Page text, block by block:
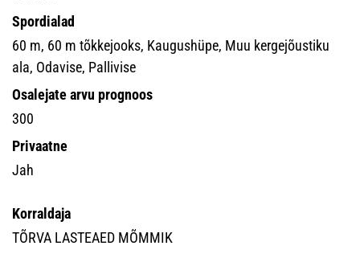
Spordialad
60 m, 60 m tõkkejooks, Kaugushüpe, Muu kergejõustiku
ala, Odavise, Pallivise
Osalejate arvu prognoos
300
Privaatne
Jah
Korraldaja
TÕRVA LASTEAED MÕMMIK